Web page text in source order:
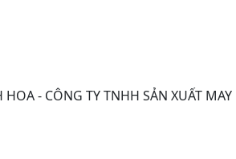
- CÔNG TY TNHH SẢN XUẤT MAY